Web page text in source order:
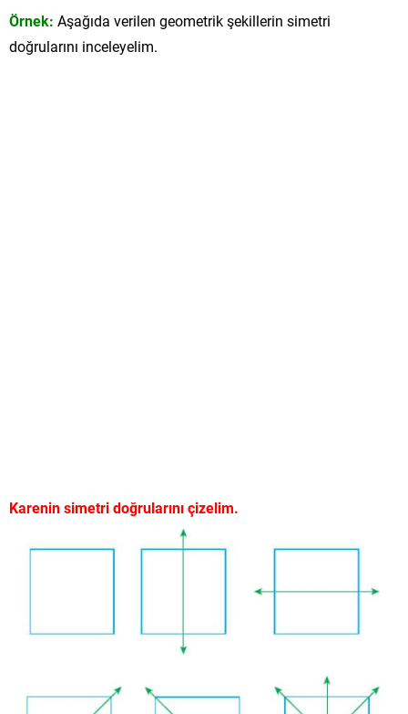
Örnek: Aşağıda verilen geometrik şekillerin simetri
doğrularını inceleyelim.
Karenin simetri doğrularını çizelim.